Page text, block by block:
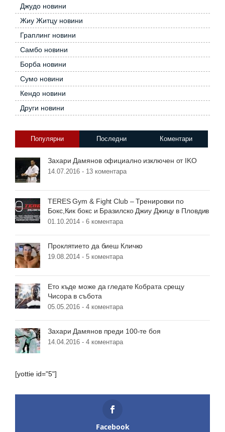
Джудо новини
Жиу Житцу новини
Граплинг новини
Самбо новини
Борба новини
Сумо новини
Кендо новини
Други новини
Популярни Последни Коментари
Захари Дамянов официално изключен от IKO
14.07.2016 - 13 коментара
TERES Gym & Fight Club – Тренировки по
Бокс,Кик бокс и Бразилско Джиу Джицу в Пловдив
01.10.2014 - 6 коментара
Проклятието да биеш Кличко
19.08.2014 - 5 коментара
Ето къде може да гледате Кобрата срещу
Чисора в събота
05.05.2016 - 4 коментара
Захари Дамянов преди 100-те боя
14.04.2016 - 4 коментара
[yottie id="5"]
Facebook